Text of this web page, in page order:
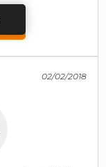
02/02/2018